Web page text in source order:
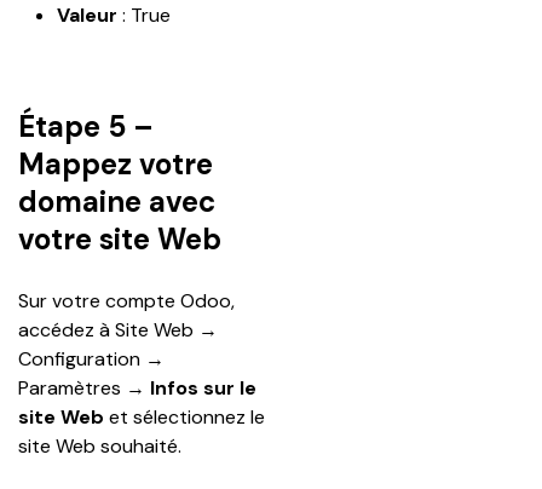
Valeur : True
Étape 5 –
Mappez votre
domaine avec
votre site Web
Sur votre compte Odoo,
accédez à Site Web →
Configuration →
Paramètres → Infos sur le
site Web et sélectionnez le
site Web souhaité.